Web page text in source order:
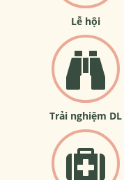
Lễ hội
Trải nghiệm DL